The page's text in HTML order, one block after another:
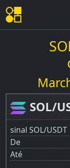
SOL/
sinal SOL/USDT
De
Até